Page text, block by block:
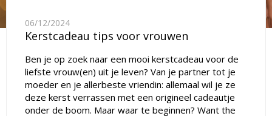
06/12/2024
Kerstcadeau tips voor vrouwen
Ben je op zoek naar een mooi kerstcadeau voor de
liefste vrouw(en) uit je leven? Van je partner tot je
moeder en je allerbeste vriendin: allemaal wil je ze
deze kerst verrassen met een origineel cadeautje
onder de boom. Maar waar te beginnen? Want the